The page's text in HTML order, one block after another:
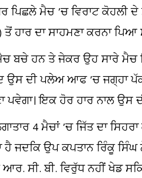
ਪਿਛਲੇ ਮੈਚ ’ਚ ਵਿਰਾਟ
ਹਾਰ ਦਾ ਸਾਹਮਣਾ ਕਰਨਾ ਪਿਆ
ਬਚੇ ਹਨ ਤੇ ਜੇਕਰ ਉਹ ਸਾਰੇ ਮੈਚ
ਉਸ ਦੀ ਪਲੇਅ ਆਫ ’ਚ ਜਗ੍ਹਾ
ਪਵੇਗਾ। ਇਕ ਹੋਰ ਹਾਰ ਨਾਲ ਉਸ
4 ਮੈਚਾਂ ’ਚ ਜਿੱਤ ਦਾ
ਹੈ ਜਦਕਿ ਉਪ ਕਪਤਾਨ ਰਿੰਕੂ
ਸੀ. ਬੀ. ਵਿਰੁੱਧ ਨਹੀਂ ਖੇਡ